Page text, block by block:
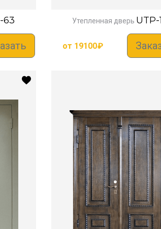
63 Утепленная дверь UTP-
от 19100₽